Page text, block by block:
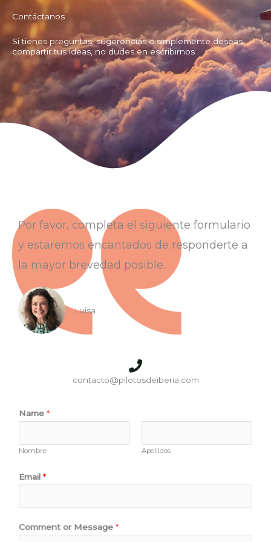
Contáctanos
Si tienes preguntas, sugerencias o simplemente deseas
compartir tus ideas, no dudes en escribirnos
Por favor, completa el siguiente formulario
y estaremos encantados de responderte a
la mayor brevedad posible.
Luisa
contacto@pilotosdeiberia.com
Name *
Nombre Apellidos
Email *
Comment or Message *